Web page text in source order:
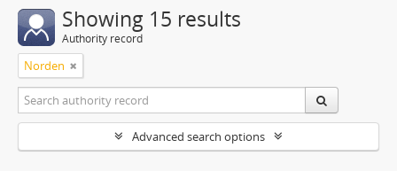
Showing 15 results
Authority record
Norden
Advanced search options